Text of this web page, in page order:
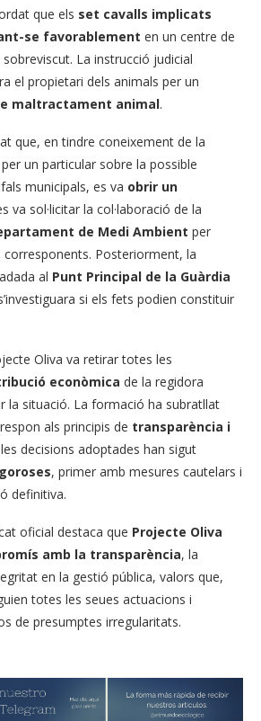
que els set cavalls implicats
se favorablement en un centre de
La instrucció judicial
el propietari dels animals per un
maltractament animal.
que, en tindre coneixement de la
un particular sobre la possible
municipals, es va obrir un
va sol·licitar la col·laboració de la
de Medi Ambient per
Posteriorment, la
al Punt Principal de la Guàrdia
si els fets podien constituir
Oliva va retirar totes les
econòmica de la regidora
la situació. La formació ha subratllat
als principis de transparència i
decisions adoptades han sigut
, primer amb mesures cautelars i
definitiva.
oficial destaca que Projecte Oliva
amb la transparència, la
en la gestió pública, valors que,
totes les seues actuacions i
de presumptes irregularitats.